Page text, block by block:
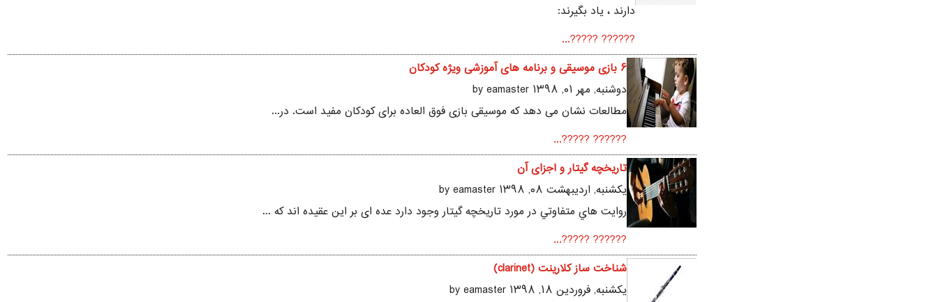
دارند ، یاد بگیرند:
?????? ?????...
۶ بازی موسیقی و برنامه های آموزشی ویژه کودکان
دوشنبه, مهر ۰۱, ۱۳۹۸ by eamaster
مطالعات نشان می دهد که موسیقی بازی فوق العاده برای کودکان مفید است. در...
?????? ?????...
تاریخچه گیتار و اجزای آن
يکشنبه, ارديبهشت ۰۸, ۱۳۹۸ by eamaster
روايت هاي متفاوتي در مورد تاريخچه گيتار وجود دارد عده ای بر این عقیده اند که ...
?????? ?????...
شناخت ساز کلارینت (clarinet)
يکشنبه, فروردين ۱۸, ۱۳۹۸ by eamaster